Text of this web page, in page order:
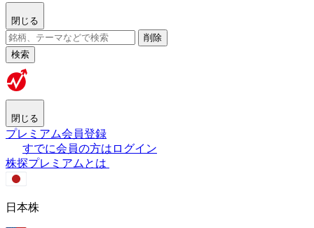
閉じる
削除
検索
閉じる
プレミアム会員登録
すでに会員の方はログイン
株探プレミアムとは
日本株